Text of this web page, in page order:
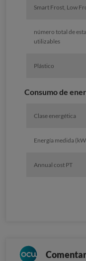
Smart Frost, Low
número total de
utilizables
Plástico
Consumo de
Clase energética
Energía medida
Annual cost PT